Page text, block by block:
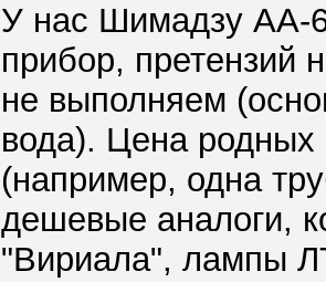
У нас Шимадзу АА-
прибор, претензий
не выполняем
вода). Цена
(например, одна
дешевые аналоги,
"Вириала", лампы